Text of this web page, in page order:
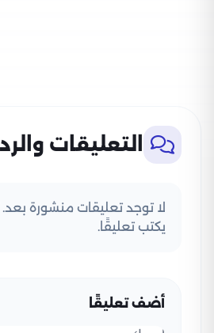
التعليقات
لا توجد تعليقات منشورة
يكتب تعليقًا.
أضف تعليقًا